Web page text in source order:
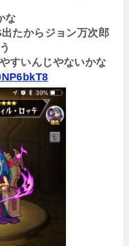
な
たからジョン万次郎
すいんじやないかな